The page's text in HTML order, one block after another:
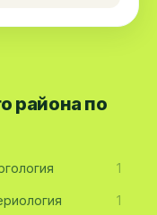
района по
1
1